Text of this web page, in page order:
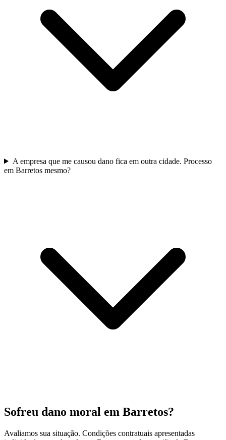
A empresa que me causou dano fica em outra cidade. Processo
em Barretos mesmo?
Sofreu dano moral em Barretos?
Avaliamos sua situação. Condições contratuais apresentadas